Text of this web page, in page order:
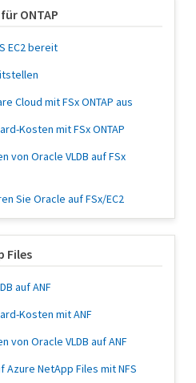
ONTAP
EC2 bereit
Cloud mit FSx ONTAP aus
Kosten mit FSx ONTAP
von Oracle VLDB auf FSx
Sie Oracle auf FSx/EC2
Files
auf ANF
Kosten mit ANF
von Oracle VLDB auf ANF
NetApp Files mit NFS